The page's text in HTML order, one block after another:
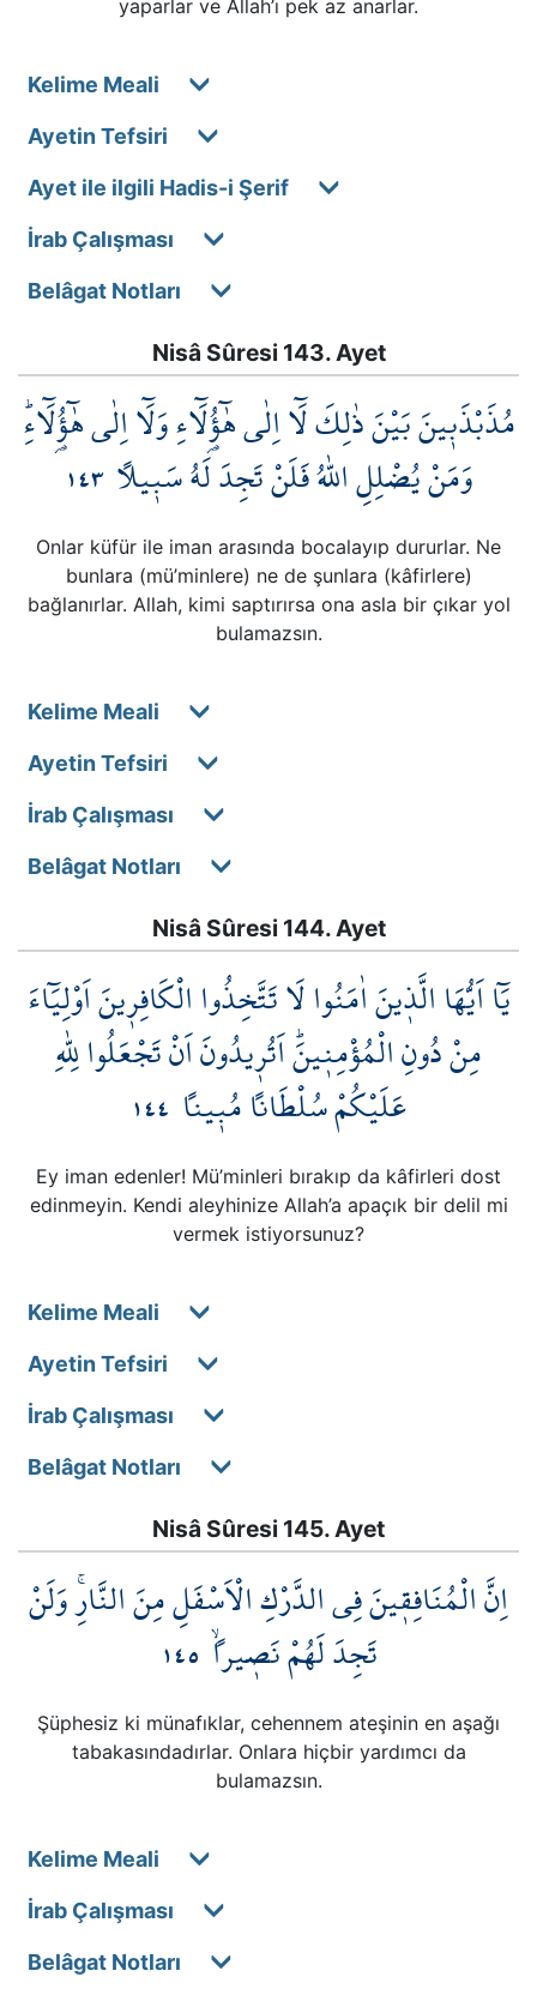
yaparlar ve Allah’ı pek az anarlar.
Kelime Meali
Ayetin Tefsiri
Ayet ile ilgili Hadis-i Şerif
İrab Çalışması
Belâgat Notları
Nisâ Sûresi 143. Ayet
مُذَبْذَب۪ينَ بَيْنَ ذٰلِكَۗ لَٓا اِلٰى هٰٓؤُ۬لَٓاءِ وَلَٓا اِلٰى هٰٓؤُ۬لَٓاءِۜ
وَمَنْ يُضْلِلِ اللّٰهُ فَلَنْ تَجِدَ لَهُ سَب۪يلاً١٤٣
Onlar küfür ile iman arasında bocalayıp dururlar. Ne
bunlara (mü’minlere) ne de şunlara (kâfirlere)
bağlanırlar. Allah, kimi saptırırsa ona asla bir çıkar yol
bulamazsın.
Kelime Meali
Ayetin Tefsiri
İrab Çalışması
Belâgat Notları
Nisâ Sûresi 144. Ayet
يَٓا اَيُّهَا الَّذ۪ينَ اٰمَنُوا لَا تَتَّخِذُوا الْكَافِر۪ينَ اَوْلِيَٓاءَ
مِنْ دُونِ الْمُؤْمِن۪ينَۜ اَتُر۪يدُونَ اَنْ تَجْعَلُوا لِلّٰهِ
عَلَيْكُمْ سُلْطَاناً مُب۪يناً ١٤٤
Ey iman edenler! Mü’minleri bırakıp da kâfirleri dost
edinmeyin. Kendi aleyhinize Allah’a apaçık bir delil mi
vermek istiyorsunuz?
Kelime Meali
Ayetin Tefsiri
İrab Çalışması
Belâgat Notları
Nisâ Sûresi 145. Ayet
اِنَّ الْمُنَافِق۪ينَ فِي الدَّرْكِ الْاَسْفَلِ مِنَ النَّارِۚ وَلَنْ
تَجِدَ لَهُمْ نَص۪يراًۙ١٤٥
Şüphesiz ki münafıklar, cehennem ateşinin en aşağı
tabakasındadırlar. Onlara hiçbir yardımcı da
bulamazsın.
Kelime Meali
İrab Çalışması
Belâgat Notları